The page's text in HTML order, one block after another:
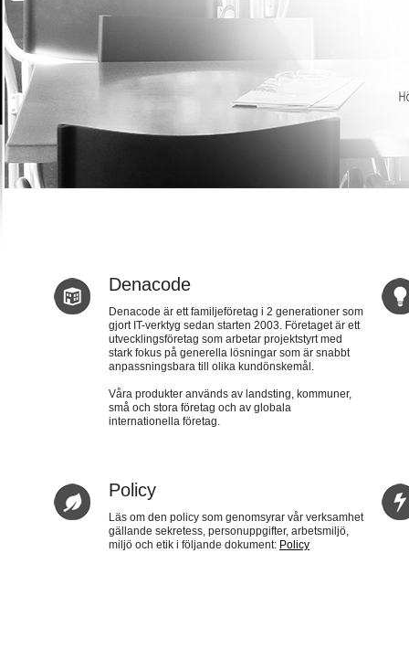
Denacode
Denacode är ett familjeföretag i 2 generationer som
gjort IT-verktyg sedan starten 2003. Företaget är ett
utvecklingsföretag som arbetar projektstyrt med
stark fokus på generella lösningar som är snabbt
anpassningsbara till olika kundönskemål.
Våra produkter används av landsting, kommuner,
små och stora företag och av globala
internationella företag.
Policy
Läs om den policy som genomsyrar vår verksamhet
gällande sekretess, personuppgifter, arbetsmiljö,
miljö och etik i följande dokument: Policy